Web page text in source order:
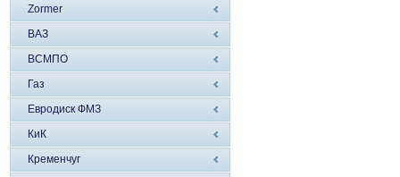
Zormer
ВАЗ
ВСМПО
Газ
Евродиск ФМЗ
КиК
Кременчуг